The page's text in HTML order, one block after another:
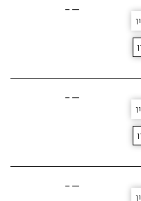
—-
—-
—-